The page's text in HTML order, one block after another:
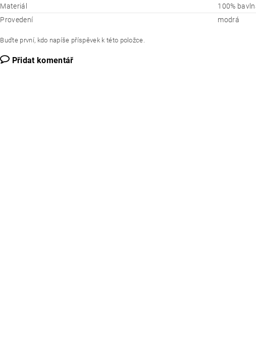
Materiál
100%
Provedení
modrá
Buďte první, kdo napíše příspěvek k této položce.
Přidat komentář